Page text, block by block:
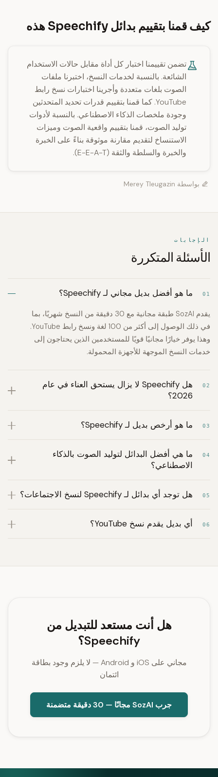
كيف قمنا بتقييم بدائل Speechify هذه
تضمن تقييمنا اختبار كل أداة مقابل حالات الاستخدام
الشائعة. بالنسبة لخدمات النسخ، اختبرنا ملفات
الصوت بلغات متعددة وأجرينا اختبارات نسخ رابط
YouTube. كما قمنا بتقييم قدرات تحديد المتحدثين
وجودة ملخصات الذكاء الاصطناعي. بالنسبة لأدوات
توليد الصوت، قمنا بتقييم واقعية الصوت وميزات
الاستنساخ لتقديم مقارنة موثوقة بناءً على الخبرة
والخبرة والسلطة والثقة (E-E-A-T).
بواسطة Merey Tleugazin
الإجابات
الأسئلة المتكررة
01 ما هو أفضل بديل مجاني لـ Speechify؟
يقدم SozAI طبقة مجانية مع 30 دقيقة من النسخ شهريًا، بما
في ذلك الوصول إلى أكثر من 100 لغة ونسخ رابط YouTube.
وهذا يوفر خيارًا مجانيًا قويًا للمستخدمين الذين يحتاجون إلى
خدمات النسخ الموجهة للأجهزة المحمولة.
02
هل Speechify لا يزال يستحق العناء في عام
2026؟
03 ما هو أرخص بديل لـ Speechify؟
04
ما هي أفضل البدائل لتوليد الصوت بالذكاء
الاصطناعي؟
05 هل توجد أي بدائل لـ Speechify لنسخ الاجتماعات؟
06 أي بديل يقدم نسخ YouTube؟
هل أنت مستعد للتبديل من
Speechify؟
مجاني على iOS و Android — لا يلزم وجود بطاقة
ائتمان
جرب SozAI مجانًا — 30 دقيقة متضمنة